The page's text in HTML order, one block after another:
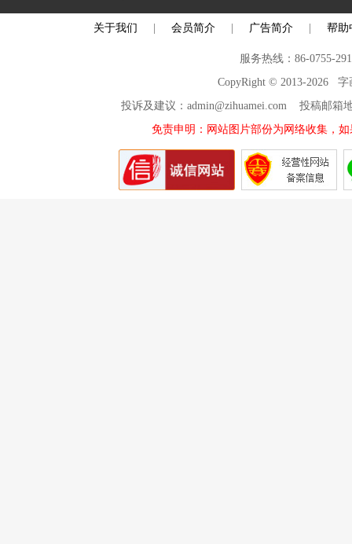
关于我们 | 会员简介 | 广告简介 | 帮助
服务热线：86-0755-
CopyRight © 2013-2026 字
投诉及建议：admin@zihuamei.com 投稿邮
免责申明：网站图片部份为网络收集，